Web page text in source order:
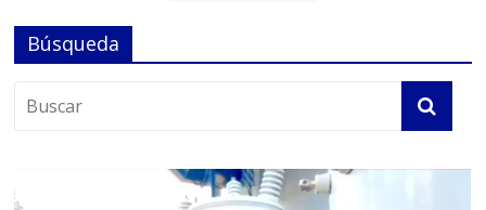
Búsqueda